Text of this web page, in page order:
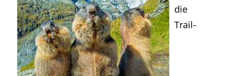
die
Trail-